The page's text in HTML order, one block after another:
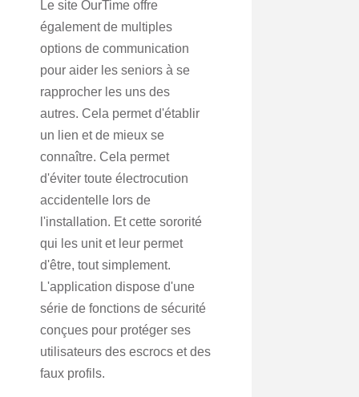
Le site OurTime offre
également de multiples
options de communication
pour aider les seniors à se
rapprocher les uns des
autres. Cela permet d'établir
un lien et de mieux se
connaître. Cela permet
d'éviter toute électrocution
accidentelle lors de
l'installation. Et cette sororité
qui les unit et leur permet
d'être, tout simplement.
L'application dispose d'une
série de fonctions de sécurité
conçues pour protéger ses
utilisateurs des escrocs et des
faux profils.